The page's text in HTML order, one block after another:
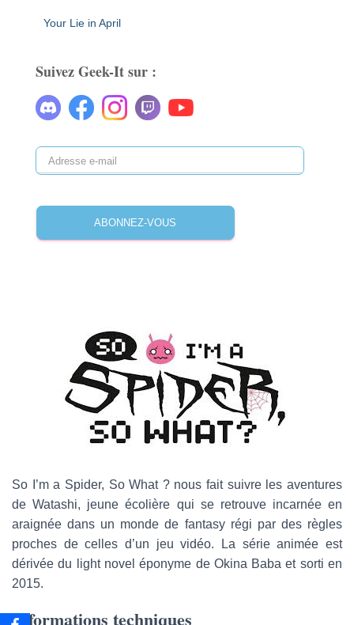
Your Lie in April
Suivez Geek-It sur :
A
d
e
s
ABONNEZ-VOUS
So I’m a Spider, So What ? nous fait suivre les aventures
de Watashi, jeune écolière qui se retrouve incarnée en
araignée dans un monde de fantasy régi par des règles
proches de celles d’un jeu vidéo. La série animée est
dérivée du light novel éponyme de Okina Baba et sorti en
2015.
Informations techniques